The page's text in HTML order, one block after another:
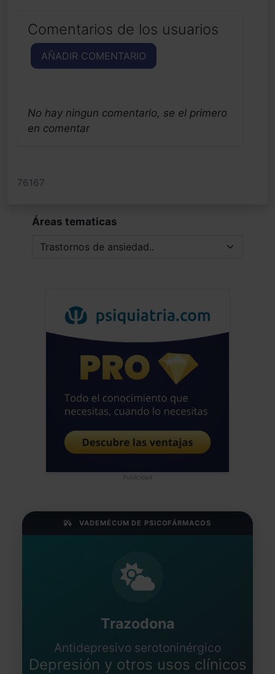
Comentarios de los usuarios
AÑADIR COMENTARIO
No hay ningun comentario, se el primero
en comentar
76167
Áreas tematicas
Publicidad
VADEMÉCUM DE PSICOFÁRMACOS
Trazodona
Antidepresivo serotoninérgico
Depresión y otros usos clínicos